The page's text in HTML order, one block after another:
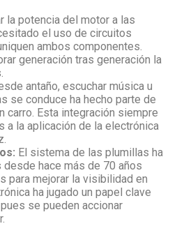
la potencia del motor a las
el uso de circuitos
ambos componentes.
generación tras generación la
antaño, escuchar música u
se conduce ha hecho parte de
carro. Esta integración siempre
a la aplicación de la electrónica
El sistema de las plumillas ha
hace más de 70 años
para mejorar la visibilidad en
ha jugado un papel clave
se pueden accionar